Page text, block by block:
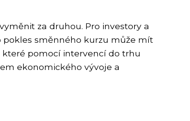
za druhou. Pro investory a
směnného kurzu může mít
které pomocí intervencí do trhu
ekonomického vývoje a